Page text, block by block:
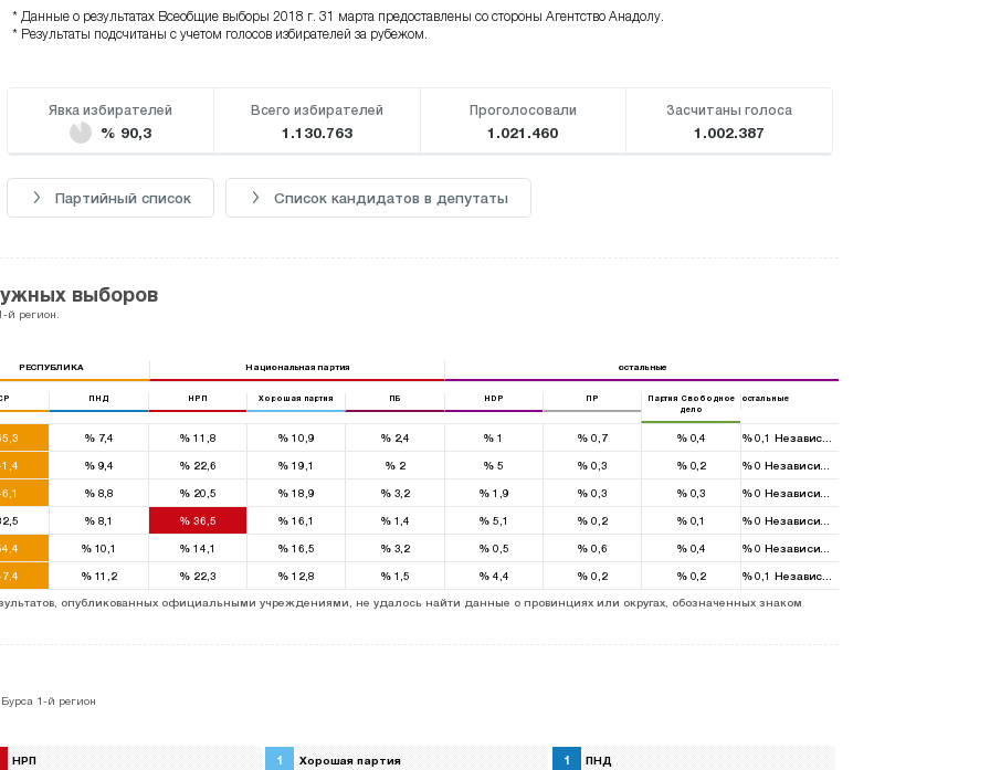
* Данные о результатах Всеобщие выборы 2018 г. 31 марта предоставлены со стороны Агентство Анадолу.
* Результаты подсчитаны с учетом голосов избирателей за рубежом.
Явка избирателей
% 90,3
Всего избирателей
1.130.763
Проголосовали
1.021.460
Засчитаны голоса
1.002.387
Партийный список Список кандидатов в депутаты
выборов
й регион.
РЕСПУБЛИКА Национальная партия остальные
ПНД НРП Хорошая партия ПБ HDP ПР
Партия Свободное
дело
остальные
%7,4 % 11,8 % 10,9 %2,4 % 1 % 0,7 %0,4 %0,1Независимый
%9,4 % 22,6 % 19,1 % 2 % 5 % 0,3 %0,2 %0Независимый
%8,8 % 20,5 % 18,9 %3,2 %1,9 % 0,3 %0,3 %0Независимый
%8,1 % 36,5 % 16,1 %1,4 %5,1 % 0,2 %0,1 %0Независимый
%10,1 % 14,1 % 16,5 %3,2 %0,5 % 0,6 %0,4 %0Независимый
%11,2 % 22,3 % 12,8 %1,5 %4,4 % 0,2 %0,2 %0,1Независимый
опубликованных официальными учреждениями, не удалось найти данные о провинциях или округах, обозначенных знаком
1-й регион
НРП 1 Хорошая партия 1 ПНД